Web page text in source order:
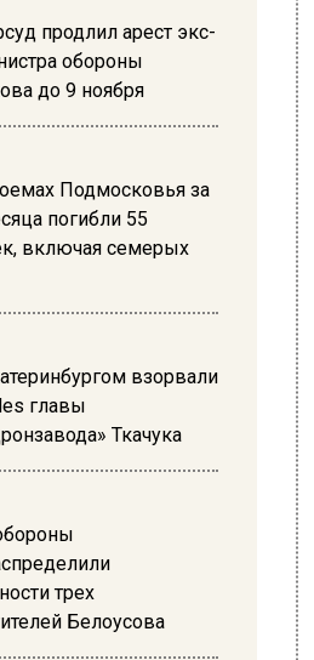
продлил арест экс-
обороны
до 9 ноября
Подмосковья за
погибли 55
включая семерых
взорвали
главы
Ткачука
трех
Белоусова